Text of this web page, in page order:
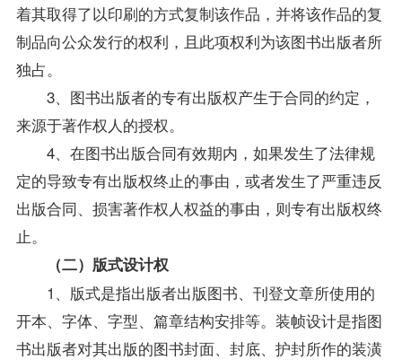
着其取得了以印刷的方式复制该作品，并将该作品的复
制品向公众发行的权利，且此项权利为该图书出版者所
独占。
3、图书出版者的专有出版权产生于合同的约定，
来源于著作权人的授权。
4、在图书出版合同有效期内，如果发生了法律规
定的导致专有出版权终止的事由，或者发生了严重违反
出版合同、损害著作权人权益的事由，则专有出版权终
止。
（二）版式设计权
1、版式是指出版者出版图书、刊登文章所使用的
开本、字体、字型、篇章结构安排等。装帧设计是指图
书出版者对其出版的图书封面、封底、护封所作的装潢